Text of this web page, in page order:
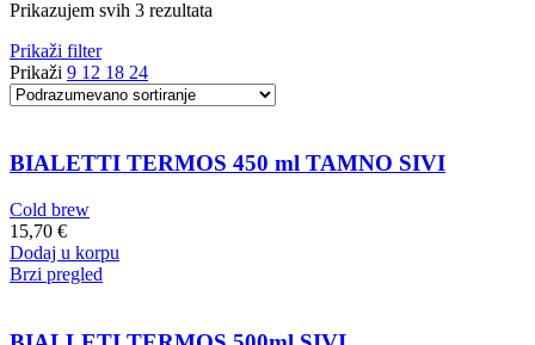
Prikazujem svih 3 rezultata
Prikaži filter
Prikaži 9 12 18 24
BIALETTI TERMOS 450 ml TAMNO SIVI
Cold brew
15,70 €
Dodaj u korpu
Brzi pregled